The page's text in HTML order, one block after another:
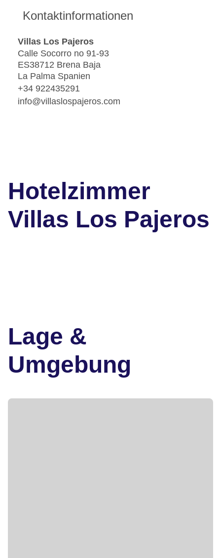
Kontaktinformationen
Villas Los Pajeros
Calle Socorro no 91-93
ES38712 Brena Baja
La Palma Spanien
+34 922435291
info@villaslospajeros.com
Hotelzimmer
Villas Los Pajeros
Lage &
Umgebung